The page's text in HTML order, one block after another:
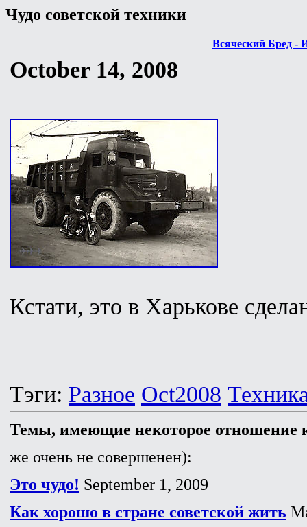
Чудо советской техники
Всяческий Бред -
October 14, 2008
Кстати, это в Харькове
Тэги: Разное Oct2008
Темы, имеющие некоторое отношение
же очень не совершенен):
Это чудо! September 1, 2009
Как хорошо в стране советской жить